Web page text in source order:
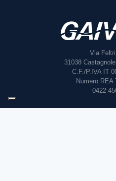
Via
31038
C.F./P.IVA IT
Numero REA
0422